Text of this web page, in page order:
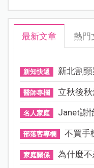
最新文章 熱門
新知快遞 新北割
醫師專欄 立秋後
名人家庭 Janet謝
部落客專欄 不買手
家庭關係 為什麼